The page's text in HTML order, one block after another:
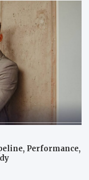
Performance,